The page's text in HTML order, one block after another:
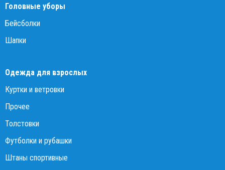
Головные уборы
Бейсболки
Шапки
Одежда для взрослых
Куртки и ветровки
Прочее
Толстовки
Футболки и рубашки
Штаны спортивные